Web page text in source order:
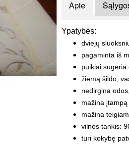
Apie
Ypatybės:
dviejų
pagaminta iš
puikiai sugeria
žiemą šildo,
nedirgina
mažina
mažina
vilnos tankis:
turi kokybę